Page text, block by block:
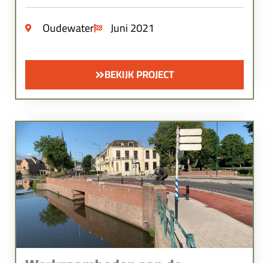
Oudewater Juni 2021
BEKIJK PROJECT